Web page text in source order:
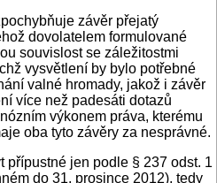
závěr přejatý
dovolatelem formulované
souvislost se záležitostmi
vysvětlení by bylo potřebné
valné hromady, jakož i závěr
více než padesáti dotazů
výkonem práva, kterému
oba tyto závěry za nesprávné.
přípustné jen podle § 237 odst. 1
do 31. prosince 2012), tedy